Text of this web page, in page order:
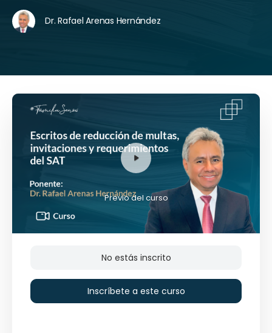
Dr. Rafael Arenas Hernández
Previo del curso
No estás inscrito
Inscríbete a este curso